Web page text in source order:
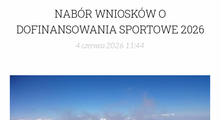
NABÓR WNIOSKÓW O
DOFINANSOWANIA SPORTOWE 2026
4 czerwca 2026 11:44